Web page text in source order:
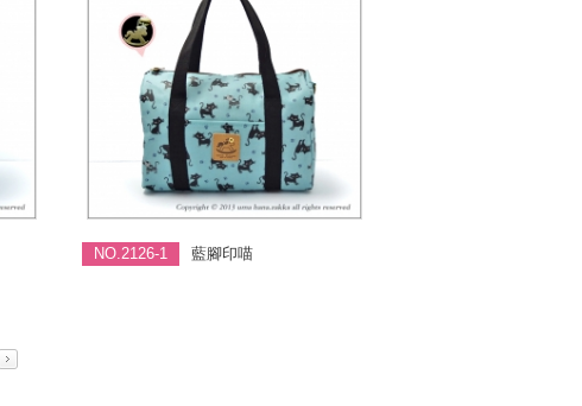
NO.2126-1 藍腳印喵